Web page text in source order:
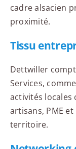
cadre alsacien
proximité.
Tissu
Dettwiller
Services,
activités locales
artisans, PME
territoire.